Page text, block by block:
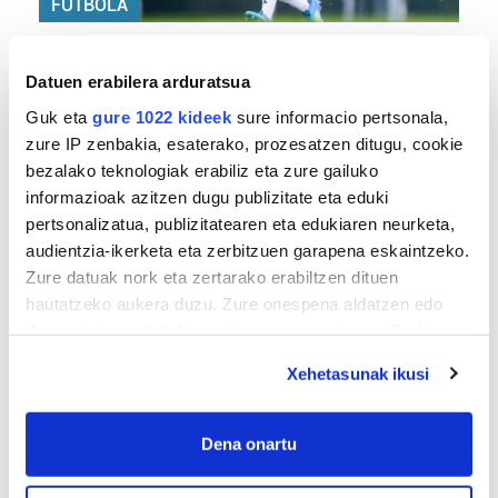
Datuen erabilera arduratsua
Guk eta gure 1022 kideek sure informacio pertsonala,
zure IP zenbakia, esaterako, prozesatzen ditugu, cookie
bezalako teknologiak erabiliz eta zure gailuko
informazioak azitzen dugu publizitate eta eduki
pertsonalizatua, publizitatearen eta edukiaren neurketa,
audientzia-ikerketa eta zerbitzuen garapena eskaintzeko.
Zure datuak nork eta zertarako erabiltzen dituen
hautatzeko aukera duzu. Zure onespena aldatzen edo
If you allow, we would also like to:
Collect information about your geographical
meters
Xehetasunak ikusi
Dena onartu
FUTBOLA
BERO BOLADA
«Ez dago belarrik; garai honetarako oso erreta